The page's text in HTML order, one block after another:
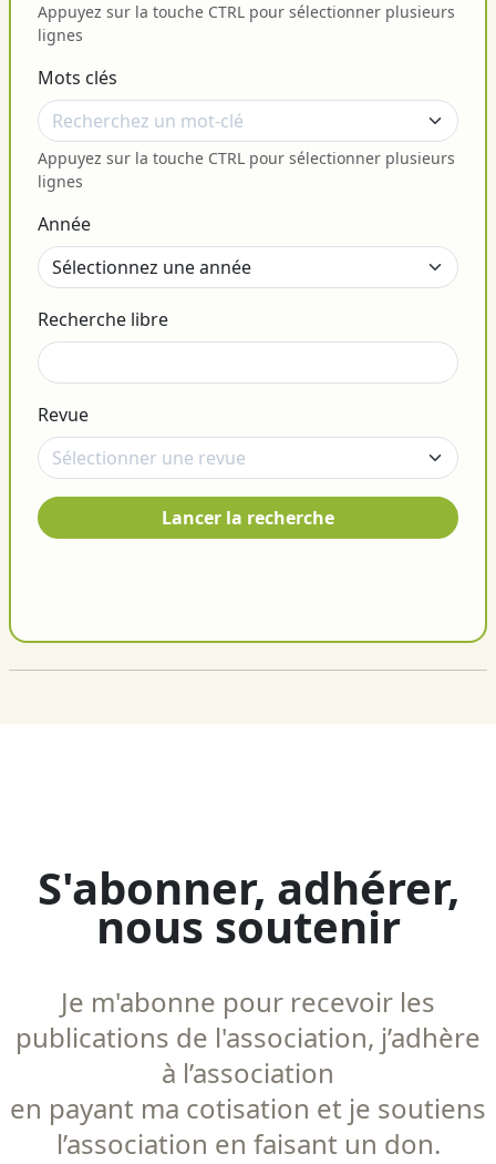
Appuyez sur la touche CTRL pour sélectionner plusieurs
lignes
Mots clés
Appuyez sur la touche CTRL pour sélectionner plusieurs
lignes
Année
Recherche libre
Revue
Lancer la recherche
S'abonner, adhérer,
nous soutenir
Je m'abonne pour recevoir les
publications de l'association, j’adhère
à l’association
en payant ma cotisation et je soutiens
l’association en faisant un don.